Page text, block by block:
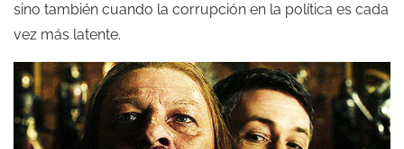
sino también cuando la corrupción en la política es cada
vez más latente.